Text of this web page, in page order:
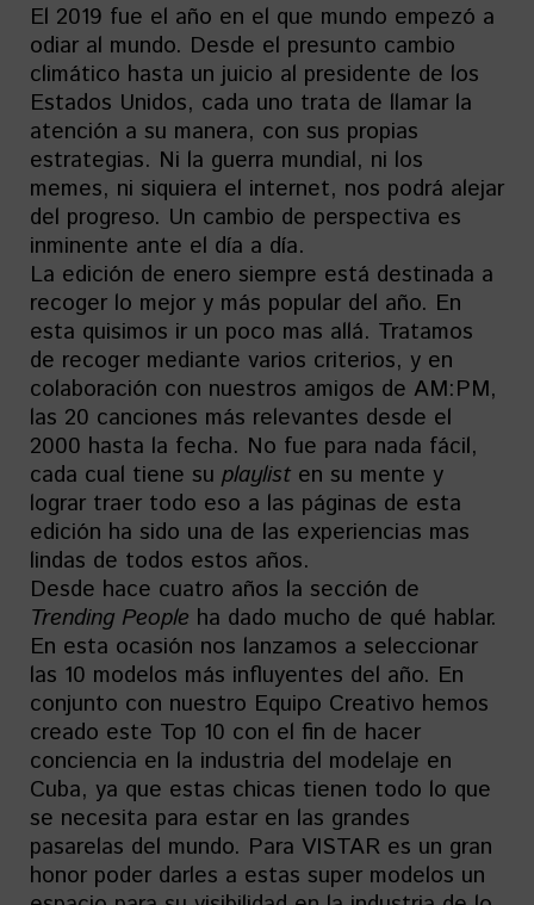
El 2019 fue el año en el que mundo empezó a
odiar al mundo. Desde el presunto cambio
climático hasta un juicio al presidente de los
Estados Unidos, cada uno trata de llamar la
atención a su manera, con sus propias
estrategias. Ni la guerra mundial, ni los
memes, ni siquiera el internet, nos podrá alejar
del progreso. Un cambio de perspectiva es
inminente ante el día a día.
La edición de enero siempre está destinada a
recoger lo mejor y más popular del año. En
esta quisimos ir un poco mas allá. Tratamos
de recoger mediante varios criterios, y en
colaboración con nuestros amigos de AM:PM,
las 20 canciones más relevantes desde el
2000 hasta la fecha. No fue para nada fácil,
cada cual tiene su playlist en su mente y
lograr traer todo eso a las páginas de esta
edición ha sido una de las experiencias mas
lindas de todos estos años.
Desde hace cuatro años la sección de
Trending People ha dado mucho de qué hablar.
En esta ocasión nos lanzamos a seleccionar
las 10 modelos más influyentes del año. En
conjunto con nuestro Equipo Creativo hemos
creado este Top 10 con el fin de hacer
conciencia en la industria del modelaje en
Cuba, ya que estas chicas tienen todo lo que
se necesita para estar en las grandes
pasarelas del mundo. Para VISTAR es un gran
honor poder darles a estas super modelos un